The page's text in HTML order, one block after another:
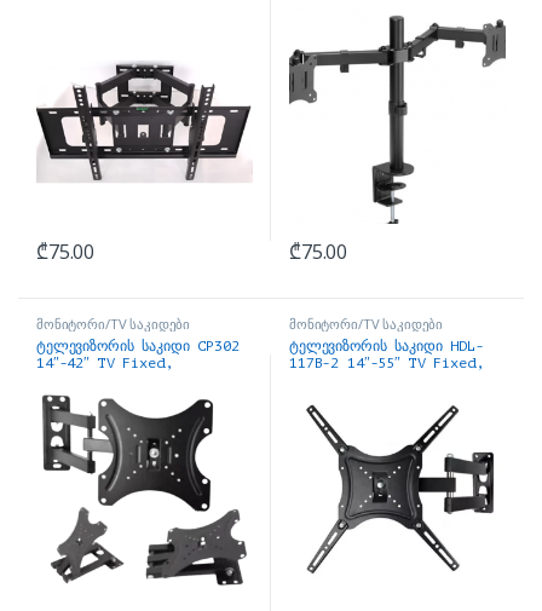
₾75.00 ₾75.00
მონიტორი/TV საკიდები
ტელევიზორის საკიდი CP302
14″-42″ TV Fixed,
მონიტორი/TV საკიდები
ტელევიზორის საკიდი HDL-
117B-2 14″-55″ TV Fixed,